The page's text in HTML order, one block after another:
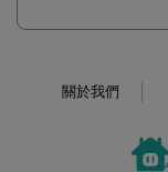
關於我們